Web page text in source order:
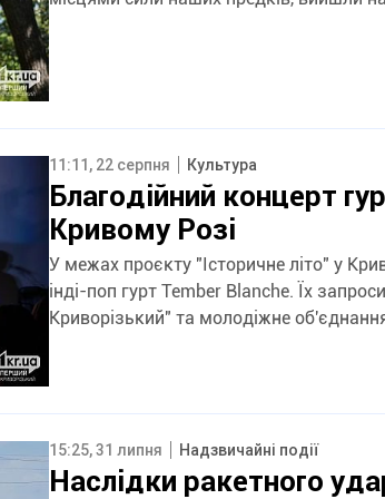
11:11, 22 серпня Культура
Благодійний концерт
Кривому Розі
У межах проєкту "Історичне літо" у
інді-поп гурт Tember Blanche. Їх
Криворізький" та молодіжне
15:25, 31 липня Надзвичайні події
Наслідки ракетного